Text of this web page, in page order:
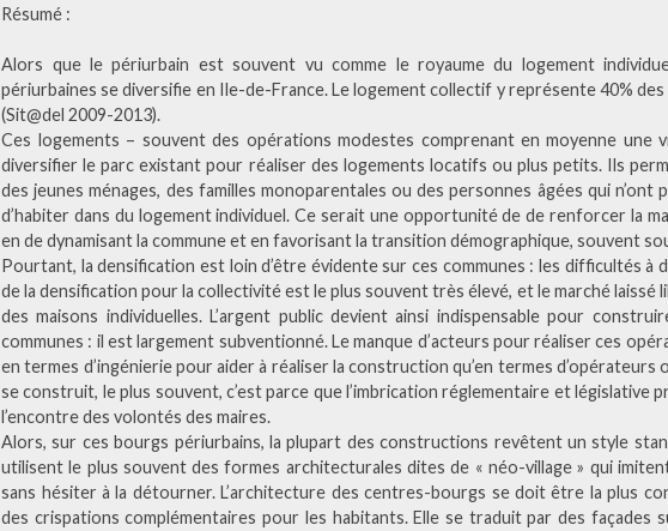
Résumé : ­
Alors que le périurbain est souvent vu comme le royaume du logement
périurbaines se diversifie en Ile-de-France. Le logement collectif y représente 40%
(Sit@del 2009-2013).
Ces logements – souvent des opérations modestes comprenant en moyenne une
diversifier le parc existant pour réaliser des logements locatifs ou plus petits. Ils
des jeunes ménages, des familles monoparentales ou des personnes âgées qui n’ont
d’habiter dans du logement individuel. Ce serait une opportunité de de renforcer la
en de dynamisant la commune et en favorisant la transition démographique, souvent
Pourtant, la densification est loin d’être évidente sur ces communes : les difficultés
de la densification pour la collectivité est le plus souvent très élevé, et le marché
des maisons individuelles. L’argent public devient ainsi indispensable pour
communes : il est largement subventionné. Le manque d’acteurs pour réaliser ces
en termes d’ingénierie pour aider à réaliser la construction qu’en termes
se construit, le plus souvent, c’est parce que l’imbrication réglementaire et législative
l’encontre des volontés des maires.
Alors, sur ces bourgs périurbains, la plupart des constructions revêtent un style
utilisent le plus souvent des formes architecturales dites de « néo-village » qui
sans hésiter à la détourner. L’architecture des centres-bourgs se doit être la plus
des crispations complémentaires pour les habitants. Elle se traduit par des façades